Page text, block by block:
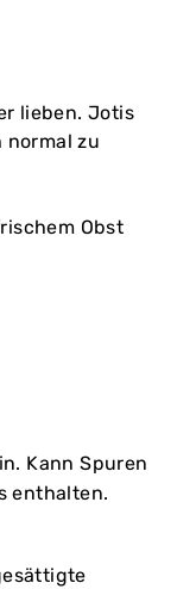
lieben. Jotis
zu
Obst
Kann Spuren
enthalten.